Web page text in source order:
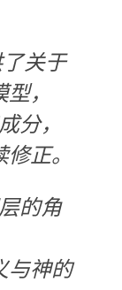
关于
，
分，
正。
的角
与神的